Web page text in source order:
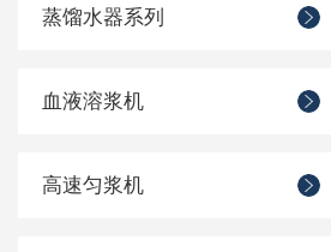
蒸馏水器系列
血液溶浆机
高速匀浆机